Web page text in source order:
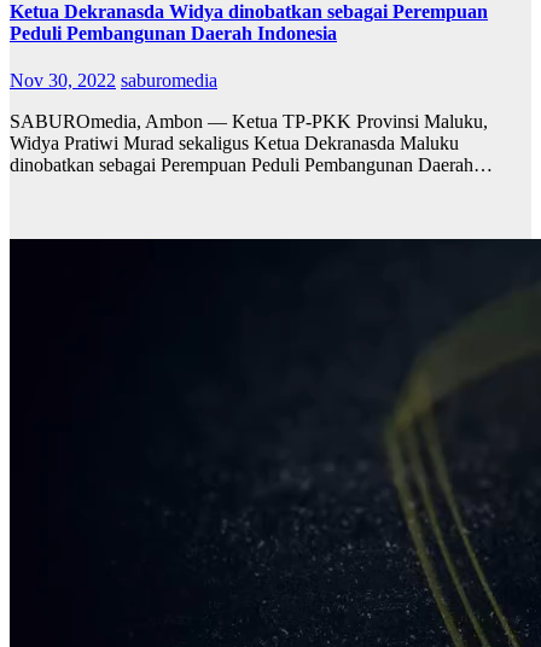
Ketua Dekranasda Widya dinobatkan sebagai Perempuan
Peduli Pembangunan Daerah Indonesia
Nov 30, 2022 saburomedia
SABUROmedia, Ambon — Ketua TP-PKK Provinsi Maluku,
Widya Pratiwi Murad sekaligus Ketua Dekranasda Maluku
dinobatkan sebagai Perempuan Peduli Pembangunan Daerah…